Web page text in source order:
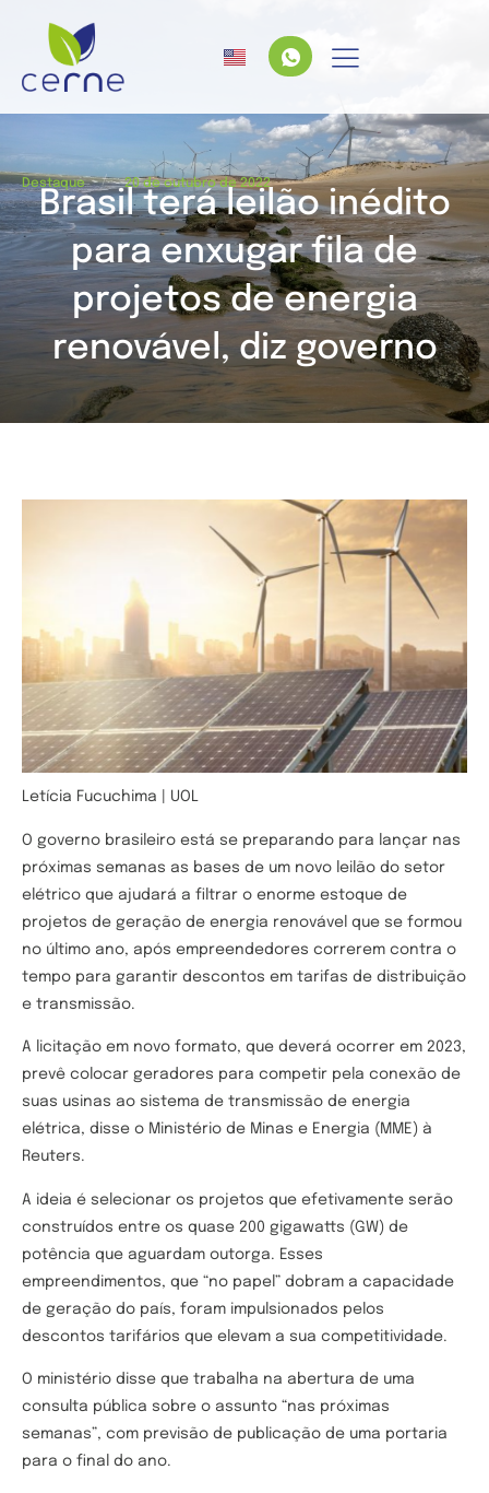
Destaque / 20 de outubro de 2022
Brasil terá leilão inédito
para enxugar fila de
projetos de energia
renovável, diz governo
Letícia Fucuchima | UOL
O governo brasileiro está se preparando para lançar nas
próximas semanas as bases de um novo leilão do setor
elétrico que ajudará a filtrar o enorme estoque de
projetos de geração de energia renovável que se formou
no último ano, após empreendedores correrem contra o
tempo para garantir descontos em tarifas de distribuição
e transmissão.
A licitação em novo formato, que deverá ocorrer em 2023,
prevê colocar geradores para competir pela conexão de
suas usinas ao sistema de transmissão de energia
elétrica, disse o Ministério de Minas e Energia (MME) à
Reuters.
A ideia é selecionar os projetos que efetivamente serão
construídos entre os quase 200 gigawatts (GW) de
potência que aguardam outorga. Esses
empreendimentos, que “no papel” dobram a capacidade
de geração do país, foram impulsionados pelos
descontos tarifários que elevam a sua competitividade.
O ministério disse que trabalha na abertura de uma
consulta pública sobre o assunto “nas próximas
semanas”, com previsão de publicação de uma portaria
para o final do ano.